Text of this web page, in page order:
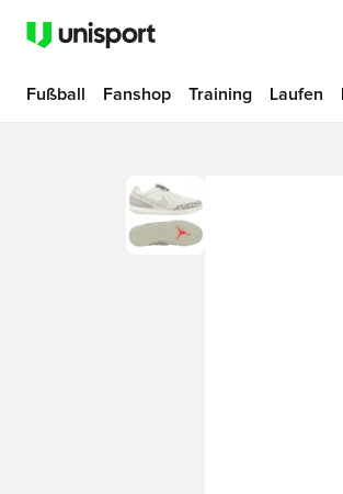
Fußball Fanshop Training Laufen